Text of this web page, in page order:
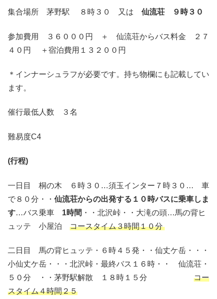
集合場所 茅野駅 ８時３０ 又は 仙流荘 ９時３０
参加費用 ３６０００円 ＋ 仙流荘からバス料金 ２７
４０円 ＋宿泊費用１３２００円
＊インナーシュラフが必要です。持ち物欄にも記載してい
ます。
催行最低人数 ３名
難易度C4
(行程)
一日目 桐の木 ６時３０…須玉インター７時３０… 車
で８０分・・ 仙流荘からの出発する１０時バスに乗車しま
す…バス乗車 1時間 ・・北沢峠・・大滝の頭…馬の背ヒ
ュッテ 小屋泊 コースタイム３時間１０分
二日目 馬の背ヒュッテ・６時４５発・・仙丈ケ岳・・・
小仙丈ケ岳・・・北沢峠・最終バス１６時・・ 仙流荘・
５０分 ・・茅野駅解散 １８時１５分 コー
スタイム４時間２５